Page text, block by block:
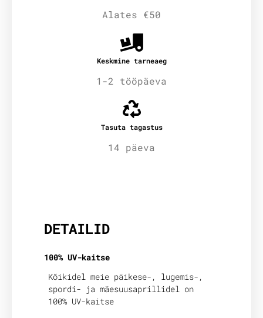
Alates €50
Keskmine tarneaeg
1-2 tööpäeva
Tasuta tagastus
14 päeva
DETAILID
100% UV-kaitse
Kõikidel meie päikese-, lugemis-,
spordi- ja mäesuusaprillidel on
100% UV-kaitse